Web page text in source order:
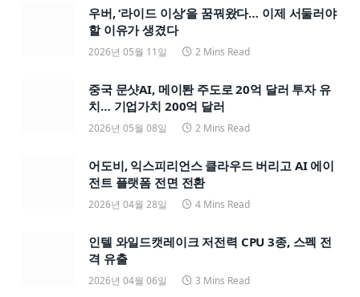
우버, ‘라이드 이상’을 꿈꿔왔다… 이제 서둘러야
할 이유가 생겼다
2026년 05월 11일 2 Mins Read
중국 문샷AI, 메이퇀 주도로 20억 달러 투자 유
치… 기업가치 200억 달러
2026년 05월 08일 2 Mins Read
어도비, 익스피리언스 클라우드 버리고 AI 에이
전트 플랫폼 전면 전환
2026년 04월 28일 4 Mins Read
인텔 와일드캣레이크 저전력 CPU 3종, 스펙 전
격 유출
2026년 04월 06일 3 Mins Read